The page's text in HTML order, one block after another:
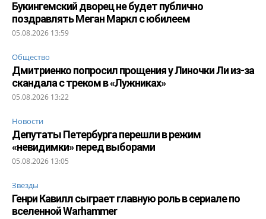
Букингемский дворец не будет публично
поздравлять Меган Маркл с юбилеем
05.08.2026 13:59
Общество
Дмитриенко попросил прощения у Линочки Ли из-за
скандала с треком в «Лужниках»
05.08.2026 13:22
Новости
Депутаты Петербурга перешли в режим
«невидимки» перед выборами
05.08.2026 13:05
Звезды
Генри Кавилл сыграет главную роль в сериале по
вселенной Warhammer